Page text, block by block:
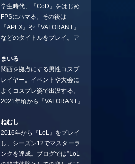
ことになりました。言いたい
ことを言っていきます。X：
https://x.com/stormKUBO
YouTube：
rmKUBO
学生時代、『CoD』をはじめ
FPSにハマる。その後は
『APEX』や『VALORANT』
などのタイトルをプレイ。ア
BGMなどを手掛ける作曲家と
フリーランスのライターの二
足の草鞋を履いて幅広く活動
中。無類のラーメン好き！
Twitter:@ongakucas
まいる
関西を拠点にする男性コスプ
レイヤー。イベントや大会に
よくコスプレ姿で出没する。
2021年頃から『VALORANT』
続ける。現在の推しチームは
「CREST GAMING」。X：
@mlunias（Photo by
Subaru.F.）
ねむし
2016年から『LoL』をプレイ
し、シーズン12でマスターラ
ンクを達成。ブログでは”LoL